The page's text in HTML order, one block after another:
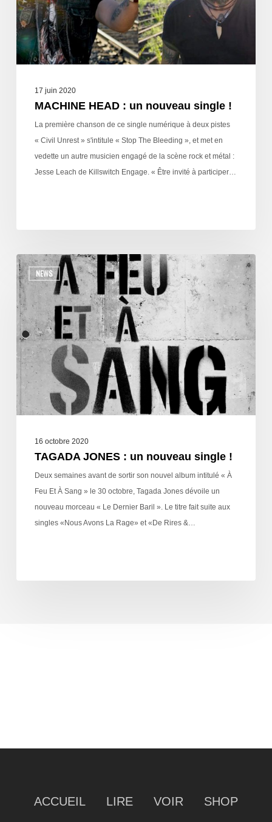
17 juin 2020
MACHINE HEAD : un nouveau single !
La première chanson de ce single numérique à deux pistes
« Civil Unrest » s'intitule « Stop The Bleeding », et met en
vedette un autre musicien engagé de la scène rock et métal :
Jesse Leach de Killswitch Engage. « Être invité à participer…
NEWS
16 octobre 2020
TAGADA JONES : un nouveau single !
Deux semaines avant de sortir son nouvel album intitulé « À
Feu Et À Sang » le 30 octobre, Tagada Jones dévoile un
nouveau morceau « Le Dernier Baril ». Le titre fait suite aux
singles «Nous Avons La Rage» et «De Rires &…
ACCUEIL LIRE VOIR SHOP